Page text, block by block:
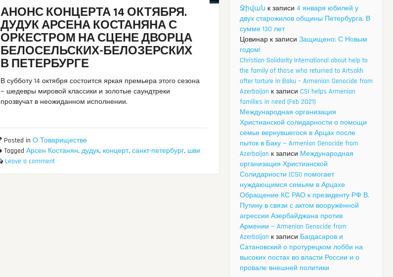
АНОНС КОНЦЕРТА 14 ОКТЯБРЯ.
ДУДУК АРСЕНА КОСТАНЯНА С
ОРКЕСТРОМ НА СЦЕНЕ ДВОРЦА
БЕЛОСЕЛЬСКИХ-БЕЛОЗЕРСКИХ
В ПЕТЕРБУРГЕ
В субботу 14 октября состоится яркая премьера этого сезона
— шедевры мировой классики и золотые саундтреки
прозвучат в неожиданном исполнении.
Posted in О Товариществе
Tagged Арсен Костанян, дудук, концерт, санкт-петербург, шви
Leave a comment
Ջիվան к записи 4 января юбилей у
двух старожилов общины Петербурга. В
сумме 130 лет
Цовинар к записи Защищено: С Новым
годом!
Christian Solidarity International about help to
the family of those who returned to Artsakh
after torture in Baku – Armenian Genocide from
Azerbaijan к записи CSI helps Armenian
families in need (Feb 2021)
Международная организация
Христианской солидарности о помощи
семье вернувшегося в Арцах после
пыток в Баку — Armenian Genocide from
Azerbaijan к записи Международная
организация Христианской
Солидарности (CSI) помогает
нуждающимся семьям в Арцахе
Обращение КС РАО к президенту РФ В.
Путину в связи с актом вооружённой
агрессии Азербайджана против
Армении — Armenian Genocide from
Azerbaijan к записи Багдасаров и
Сатановский о протурецком лобби на
высоких постах во власти России и о
провале внешней политики